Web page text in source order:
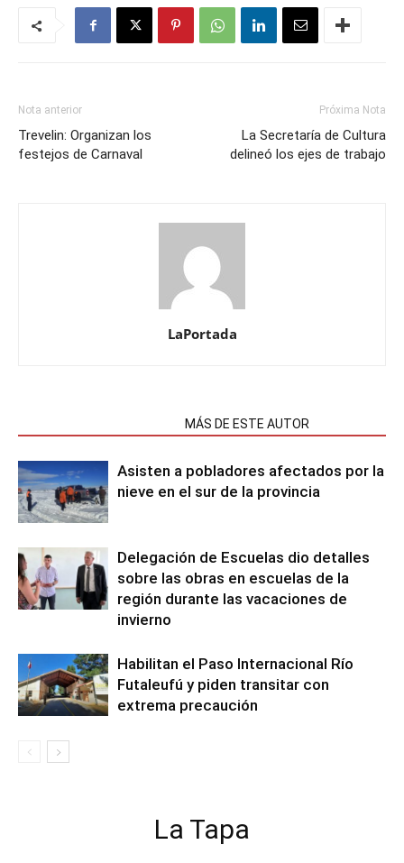
Nota anterior
Trevelin: Organizan los
festejos de Carnaval
Próxima Nota
La Secretaría de Cultura
delineó los ejes de trabajo
LaPortada
MÁS DE ESTE AUTOR
Asisten a pobladores afectados por la
nieve en el sur de la provincia
Delegación de Escuelas dio detalles
sobre las obras en escuelas de la
región durante las vacaciones de
invierno
Habilitan el Paso Internacional Río
Futaleufú y piden transitar con
extrema precaución
La Tapa